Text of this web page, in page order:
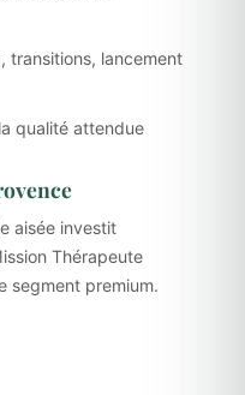
transitions, lancement
qualité attendue
aisée investit
Thérapeute
segment premium.